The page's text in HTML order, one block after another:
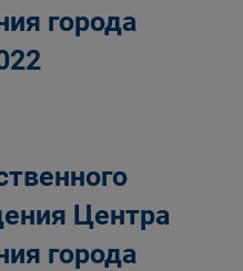
города
Центра
города